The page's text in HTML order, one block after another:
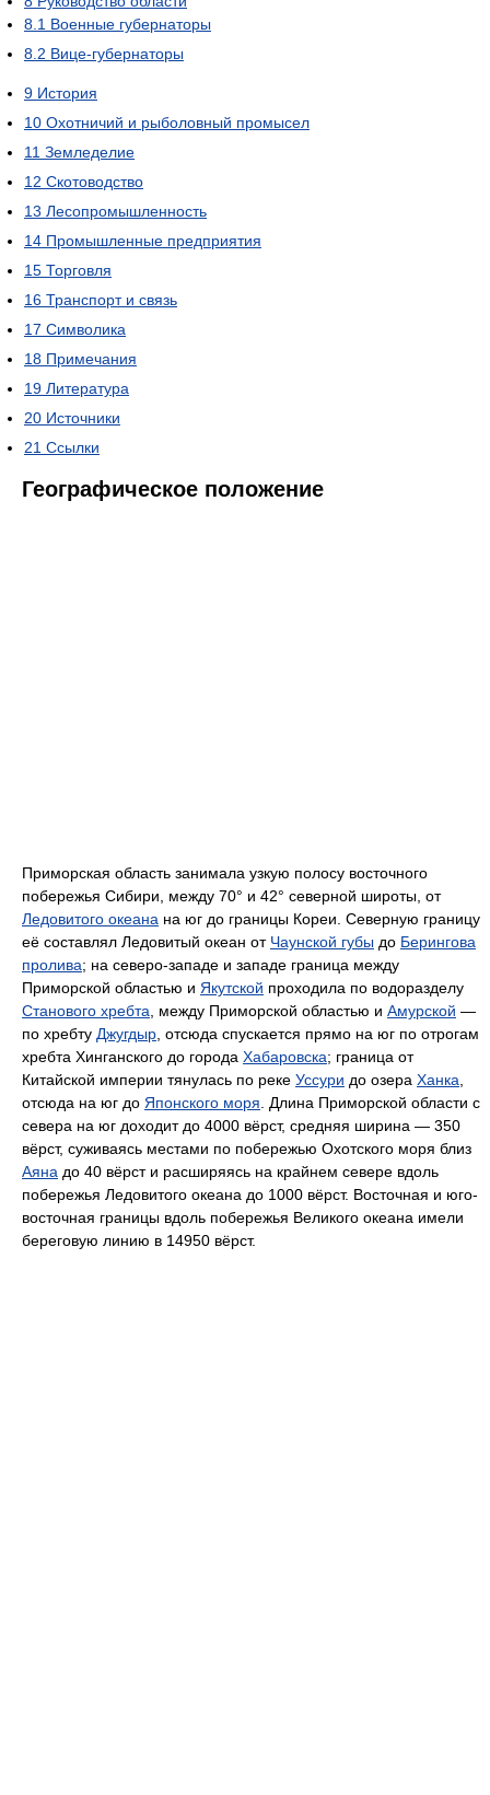
8.1 Военные губернаторы
8.2 Вице-губернаторы
9 История
10 Охотничий и рыболовный промысел
11 Земледелие
12 Скотоводство
13 Лесопромышленность
14 Промышленные предприятия
15 Торговля
16 Транспорт и связь
17 Символика
18 Примечания
19 Литература
20 Источники
21 Ссылки
Географическое положение
Приморская область занимала узкую полосу восточного
побережья Сибири, между 70° и 42° северной широты, от
Ледовитого океана на юг до границы Кореи. Северную границу
её составлял Ледовитый океан от Чаунской губы до Берингова
пролива; на северо-западе и западе граница между
Приморской областью и Якутской проходила по водоразделу
Станового хребта, между Приморской областью и Амурской —
по хребту Джугдыр, отсюда спускается прямо на юг по отрогам
хребта Хинганского до города Хабаровска; граница от
Китайской империи тянулась по реке Уссури до озера Ханка,
отсюда на юг до Японского моря. Длина Приморской области с
севера на юг доходит до 4000 вёрст, средняя ширина — 350
вёрст, суживаясь местами по побережью Охотского моря близ
Аяна до 40 вёрст и расширяясь на крайнем севере вдоль
побережья Ледовитого океана до 1000 вёрст. Восточная и юго-
восточная границы вдоль побережья Великого океана имели
береговую линию в 14950 вёрст.